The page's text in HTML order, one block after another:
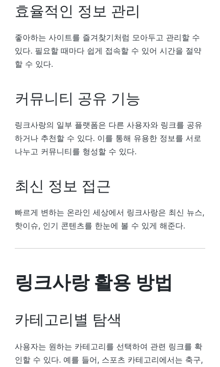
효율적인 정보 관리
좋아하는 사이트를 즐겨찾기처럼 모아두고 관리할 수
있다. 필요할 때마다 쉽게 접속할 수 있어 시간을 절약
할 수 있다.
커뮤니티 공유 기능
링크사랑의 일부 플랫폼은 다른 사용자와 링크를 공유
하거나 추천할 수 있다. 이를 통해 유용한 정보를 서로
나누고 커뮤니티를 형성할 수 있다.
최신 정보 접근
빠르게 변하는 온라인 세상에서 링크사랑은 최신 뉴스,
핫이슈, 인기 콘텐츠를 한눈에 볼 수 있게 해준다.
링크사랑 활용 방법
카테고리별 탐색
사용자는 원하는 카테고리를 선택하여 관련 링크를 확
인할 수 있다. 예를 들어, 스포츠 카테고리에서는 축구,